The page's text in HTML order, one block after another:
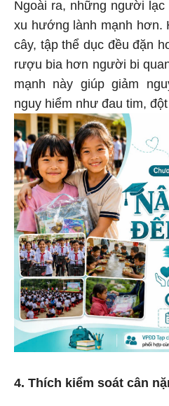
Ngoài ra, những người
xu hướng lành mạnh hơn.
cây, tập thể dục đều đặn
rượu bia hơn người bi
mạnh này giúp giảm
nguy hiểm như đau tim,
4. Thích kiểm soát cân